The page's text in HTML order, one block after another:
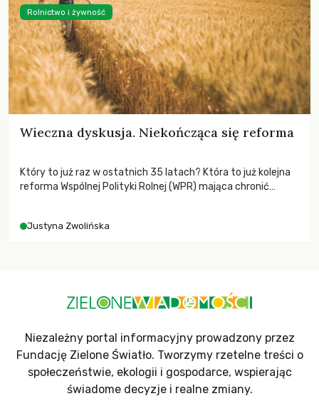
Wieczna dyskusja. Niekończąca się reforma
Który to już raz w ostatnich 35 latach? Która to już kolejna
reforma Wspólnej Polityki Rolnej (WPR) mająca chronić
Justyna Zwolińska
Rolnictwo i żywność
Niezależny portal informacyjny prowadzony przez
Fundację Zielone Światło. Tworzymy rzetelne treści o
społeczeństwie, ekologii i gospodarce, wspierając
świadome decyzje i realne zmiany.